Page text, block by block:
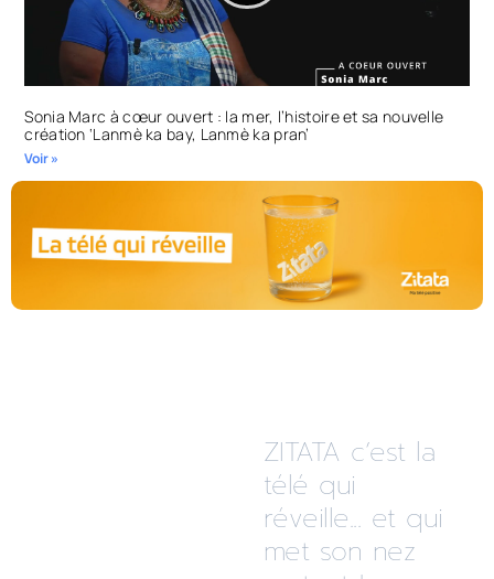
Sonia Marc à cœur ouvert : la mer, l’histoire et sa nouvelle
création ‘Lanmè ka bay, Lanmè ka pran’
Voir »
ZITATA c’est la
télé qui
réveille... et qui
met son nez